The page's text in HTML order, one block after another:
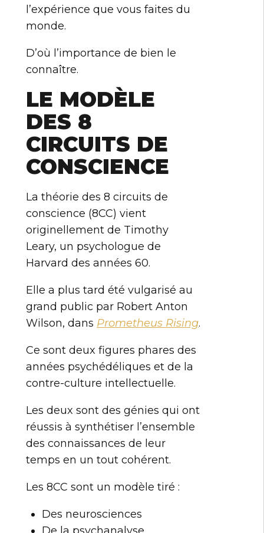
l’expérience que vous faites du
monde.
D’où l’importance de bien le
connaître.
LE MODÈLE
DES 8
CIRCUITS DE
CONSCIENCE
La théorie des 8 circuits de
conscience (8CC) vient
originellement de Timothy
Leary, un psychologue de
Harvard des années 60.
Elle a plus tard été vulgarisé au
grand public par Robert Anton
Wilson, dans Prometheus Rising.
Ce sont deux figures phares des
années psychédéliques et de la
contre-culture intellectuelle.
Les deux sont des génies qui ont
réussis à synthétiser l’ensemble
des connaissances de leur
temps en un tout cohérent.
Les 8CC sont un modèle tiré :
Des neurosciences